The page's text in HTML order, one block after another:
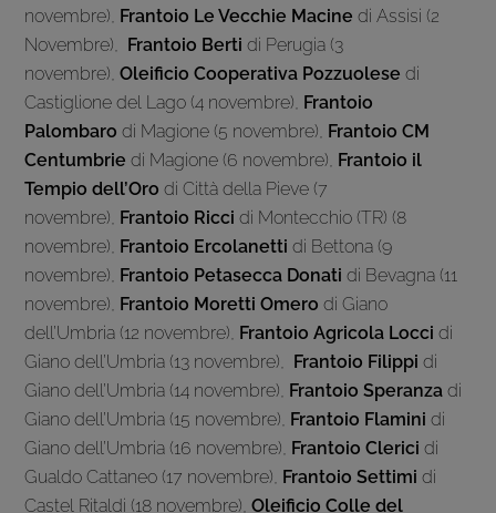
novembre), Frantoio Le Vecchie Macine di Assisi (2
Novembre),
Frantoio Bertidi Perugia (3
novembre),Oleificio Cooperativa Pozzuolese di
Castiglione del Lago (4 novembre), Frantoio
Palombaro di Magione (5 novembre), Frantoio CM
Centumbrie di Magione (6 novembre), Frantoio il
Tempio dell’Oro di Città della Pieve (7
novembre), Frantoio Ricci di Montecchio (TR) (8
novembre), Frantoio Ercolanetti di Bettona (9
novembre), Frantoio Petasecca Donati di Bevagna (11
novembre), Frantoio Moretti Omero di Giano
dell’Umbria (12 novembre), Frantoio Agricola Locci di
Giano dell’Umbria (13 novembre),
Frantoio Filippi di
Giano dell’Umbria (14 novembre), Frantoio Speranza di
Giano dell’Umbria (15 novembre), Frantoio Flamini di
Giano dell’Umbria (16 novembre), Frantoio Clerici di
Gualdo Cattaneo (17 novembre), Frantoio Settimidi
Castel Ritaldi (18 novembre),Oleificio Colle del